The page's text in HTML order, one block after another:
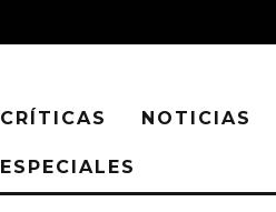
CRÍTICAS NOTICIAS
ESPECIALES